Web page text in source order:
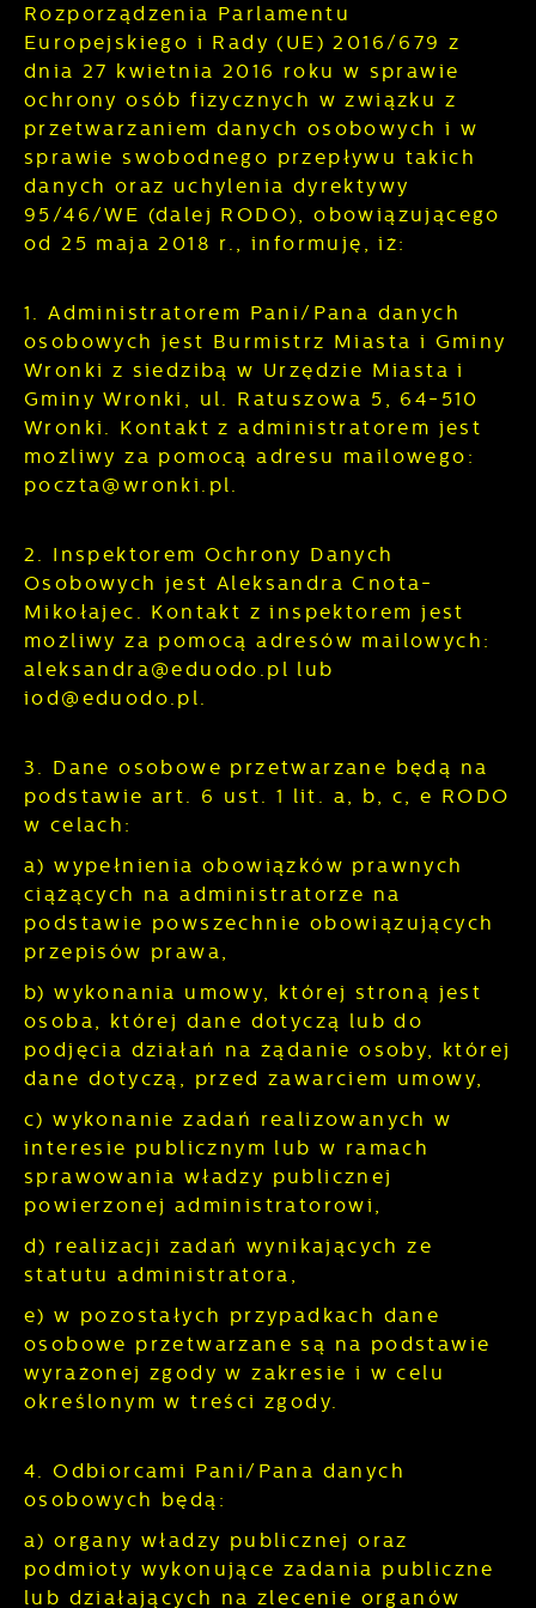
Rozporządzenia Parlamentu
Europejskiego i Rady (UE) 2016/679 z
dnia 27 kwietnia 2016 roku w sprawie
ochrony osób fizycznych w związku z
przetwarzaniem danych osobowych i w
sprawie swobodnego przepływu takich
danych oraz uchylenia dyrektywy
95/46/WE (dalej RODO), obowiązującego
od 25 maja 2018 r., informuję, iż:
1. Administratorem Pani/Pana danych
osobowych jest Burmistrz Miasta i Gminy
Wronki z siedzibą w Urzędzie Miasta i
Gminy Wronki, ul. Ratuszowa 5, 64-510
Wronki. Kontakt z administratorem jest
możliwy za pomocą adresu mailowego:
poczta@wronki.pl.
2. Inspektorem Ochrony Danych
Osobowych jest Aleksandra Cnota-
Mikołajec. Kontakt z inspektorem jest
możliwy za pomocą adresów mailowych:
aleksandra@eduodo.pl lub
iod@eduodo.pl.
3. Dane osobowe przetwarzane będą na
podstawie art. 6 ust. 1 lit. a, b, c, e RODO
w celach:
a) wypełnienia obowiązków prawnych
ciążących na administratorze na
podstawie powszechnie obowiązujących
przepisów prawa,
b) wykonania umowy, której stroną jest
osoba, której dane dotyczą lub do
podjęcia działań na żądanie osoby, której
dane dotyczą, przed zawarciem umowy,
c) wykonanie zadań realizowanych w
interesie publicznym lub w ramach
sprawowania władzy publicznej
powierzonej administratorowi,
d) realizacji zadań wynikających ze
statutu administratora,
e) w pozostałych przypadkach dane
osobowe przetwarzane są na podstawie
wyrażonej zgody w zakresie i w celu
określonym w treści zgody.
4. Odbiorcami Pani/Pana danych
osobowych będą:
a) organy władzy publicznej oraz
podmioty wykonujące zadania publiczne
lub działających na zlecenie organów
informacje są przetwarzane w formie
zanonimizowanej. Wyrażenie zgody na
analityczne pliki cookies gwarantuje
dostępność wszystkich funkcjonalności.
aktualności na stronach naszych partnerów.
Promocyjne pliki cookies służą do
prezentowania Ci naszych komunikatów na
podstawie analizy Twoich upodobań oraz
Twoich zwyczajów dotyczących przeglądanej
witryny internetowej. Treści promocyjne mogą
pojawić się na stronach podmiotów trzecich
lub firm będących naszymi partnerami oraz
innych dostawców usług. Firmy te działają w
charakterze pośredników prezentujących
Więcej